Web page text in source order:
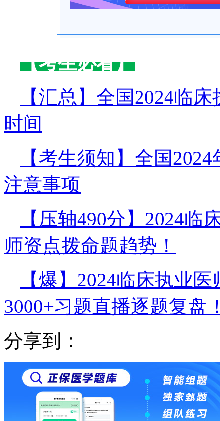
【考生必看】
【汇总】全国2024临
时间
【考生须知】全国
注意事项
【压轴490分】2024
师资点拨命题趋势！
【爆】2024临床执业
3000+习题直播逐题复盘
分享到：